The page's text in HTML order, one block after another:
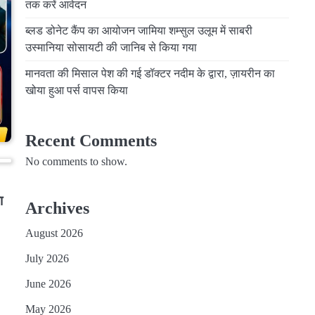
तक करें आवेदन
ब्लड डोनेट कैंप का आयोजन जामिया शम्सुल उलूम में साबरी
उस्मानिया सोसायटी की जानिब से किया गया
मानवता की मिसाल पेश की गई डॉक्टर नदीम के द्वारा, ज़ायरीन का
खोया हुआ पर्स वापस किया
Recent Comments
No comments to show.
Archives
August 2026
July 2026
June 2026
May 2026